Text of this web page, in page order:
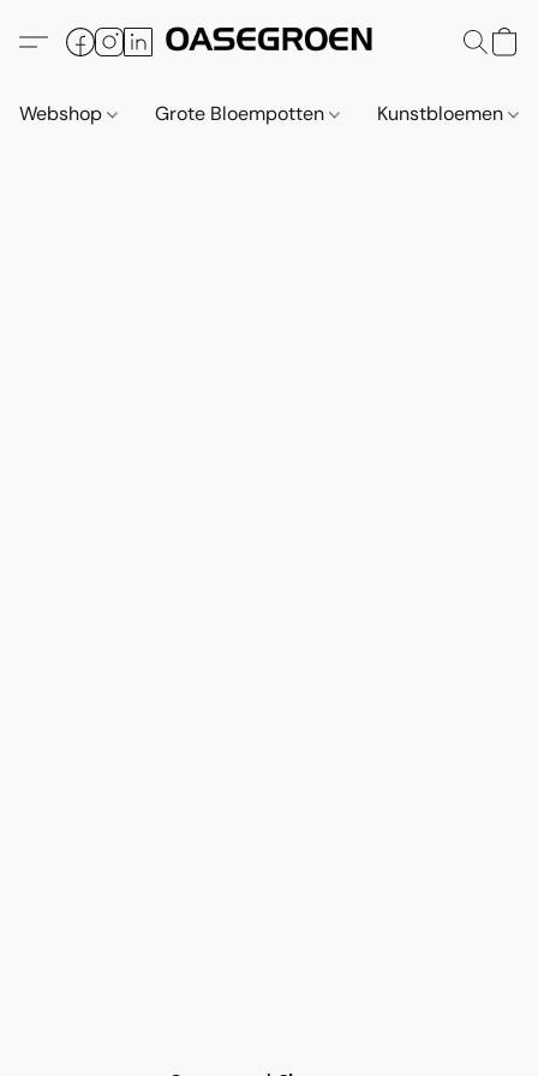
Webshop Grote Bloempotten Kunstbloemen